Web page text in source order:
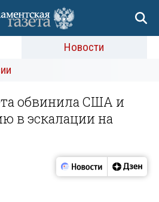
Новости
обвинила США и
в эскалации на